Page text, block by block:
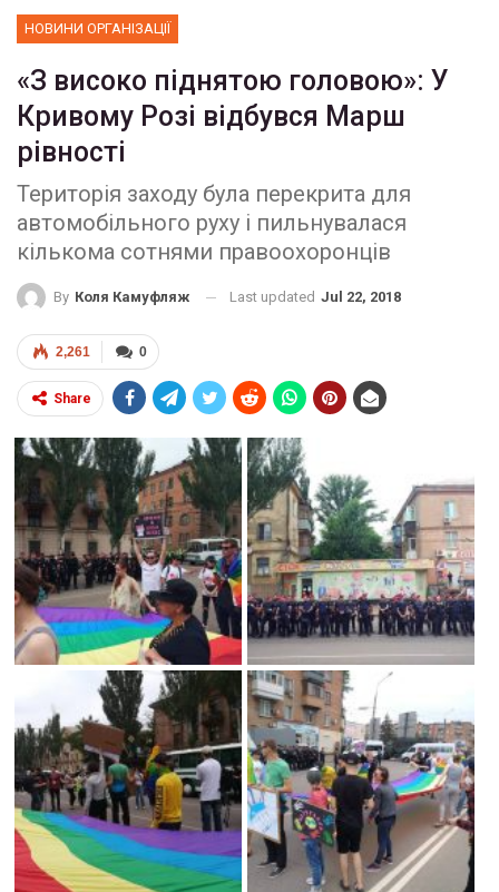
НОВИНИ ОРГАНІЗАЦІЇ
«З високо піднятою головою»: У
Кривому Розі відбувся Марш
рівності
Територія заходу була перекрита для
автомобільного руху і пильнувалася
кількома сотнями правоохоронців
By Коля Камуфляж Last updated Jul 22, 2018
0
2,261
Share